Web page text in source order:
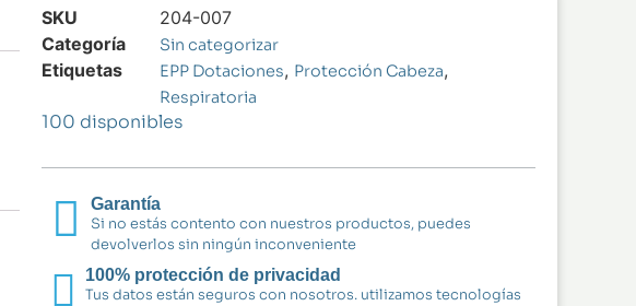
SKU
204-007
Categoría
Sin categorizar
Etiquetas EPP Dotaciones, Protección Cabeza,
Respiratoria
100 disponibles
Garantía
Si no estás contento con nuestros productos, puedes
devolverlos sin ningún inconveniente
100% protección de privacidad
Tus datos están seguros con nosotros. utilizamos tecnologías